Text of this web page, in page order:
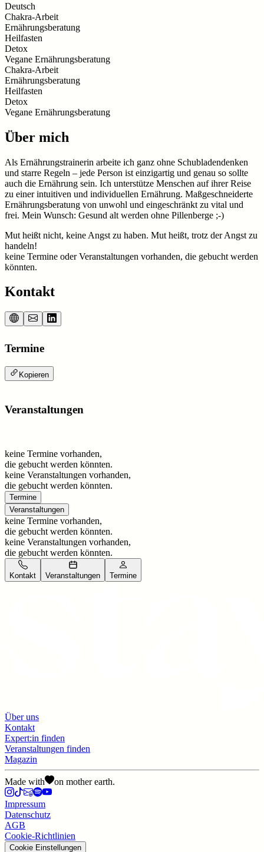
Deutsch
Chakra-Arbeit
Ernährungsberatung
Heilfasten
Detox
Vegane Ernährungsberatung
Chakra-Arbeit
Ernährungsberatung
Heilfasten
Detox
Vegane Ernährungsberatung
Über mich
Als Ernährungstrainerin arbeite ich ganz ohne Schubladendenken
und starre Regeln – jede Person ist einzigartig und genau so sollte
auch die Ernährung sein. Ich unterstütze Menschen auf ihrer Reise
zu einer intuitiven und individuellen Ernährung. Maßgeschneiderte
Ernährungsberatung von unwohl und eingeschränkt zu vital und
frei. Mein Wunsch: Gesund alt werden ohne Pillenberge ;-)
Mut heißt nicht, keine Angst zu haben. Mut heißt, trotz der Angst zu
handeln!
keine Termine oder Veranstaltungen vorhanden, die gebucht werden
könnten.
Kontakt
Termine
Kopieren
Veranstaltungen
keine Termine vorhanden,
die gebucht werden könnten.
keine Veranstaltungen vorhanden,
die gebucht werden könnten.
Termine
Veranstaltungen
keine Termine vorhanden,
die gebucht werden könnten.
keine Veranstaltungen vorhanden,
die gebucht werden könnten.
Kontakt Veranstaltungen Termine
Über uns
Kontakt
Expert:in finden
Veranstaltungen finden
Magazin
Made with on mother earth.
Impressum
Datenschutz
AGB
Cookie-Richtlinien
Cookie Einstellungen